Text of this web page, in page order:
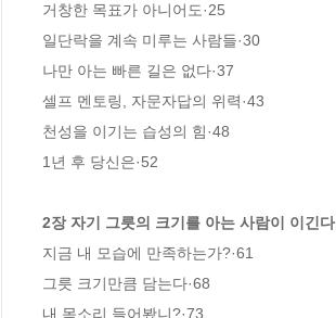
거창한 목표가 아니어도·25
일단락을 계속 미루는 사람들·30
나만 아는 빠른 길은 없다·37
셀프 멘토링, 자문자답의 위력·43
천성을 이기는 습성의 힘·48
1년 후 당신은·52
2장 자기 그릇의 크기를 아는 사람이 이긴다
지금 내 모습에 만족하는가?·61
그릇 크기만큼 담는다·68
내 목소리 들어봤니?·73